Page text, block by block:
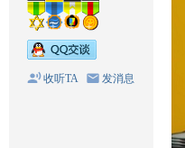
收听TA 发消息